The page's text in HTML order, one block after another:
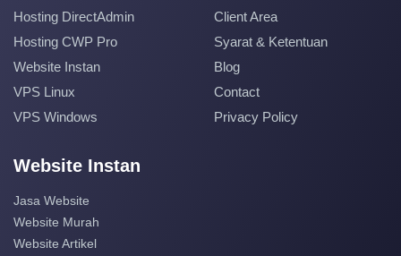
Hosting DirectAdmin
Hosting CWP Pro
Website Instan
VPS Linux
VPS Windows
Client Area
Syarat & Ketentuan
Blog
Contact
Privacy Policy
Website Instan
Jasa Website
Website Murah
Website Artikel